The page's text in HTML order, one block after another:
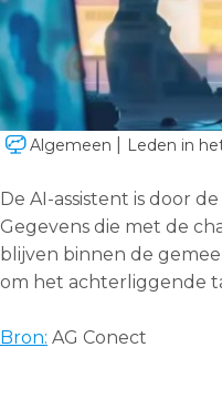
Algemeen Leden in
De AI-assistent is door
Gegevens die met de
blijven binnen de
om het achterliggende
Bron: AG Conect